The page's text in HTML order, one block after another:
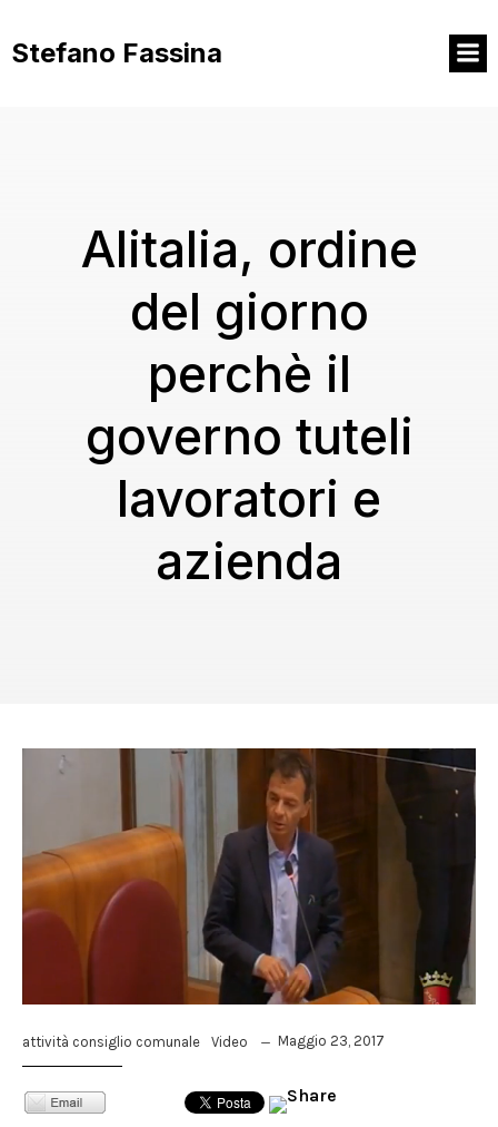
contenuto
Stefano Fassina
Alitalia, ordine
del giorno
perchè il
governo tuteli
lavoratori e
azienda
attività consiglio comunale Video Maggio 23, 2017